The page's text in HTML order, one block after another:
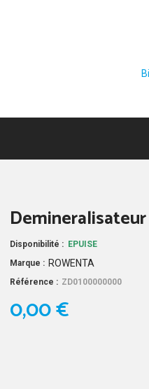
Disponibilité : EPUISE
Marque : ROWENTA
Référence : ZD0100000000
0,00 €